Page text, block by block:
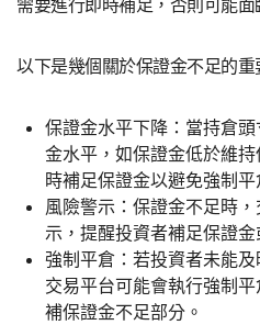
需要進行即時補足，否則可能面
以下是幾個關於保證金不足的重
保證金水平下降：當持倉
金水平，如保證金低於維
時補足保證金以避免強制平
風險警示：保證金不足時
示，提醒投資者補足保證
強制平倉：若投資者未能
交易平台可能會執行強制
補保證金不足部分。